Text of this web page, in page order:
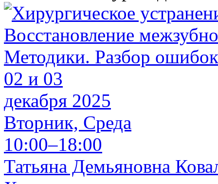
02 и 03
декабря 2025
Вторник, Среда
10:00–18:00
Татьяна Демьяновна